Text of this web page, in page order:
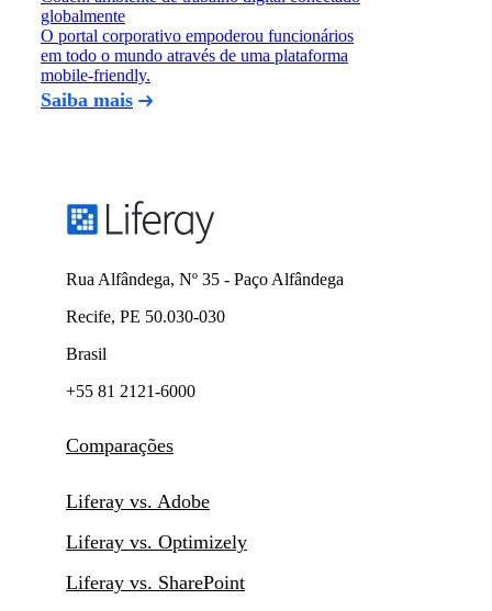
globalmente
O portal corporativo empoderou funcionários
em todo o mundo através de uma plataforma
mobile-friendly.
Saiba mais
Rua Alfândega, Nº 35 - Paço Alfândega
Recife, PE 50.030-030
Brasil
+55 81 2121-6000
Comparações
Liferay vs. Adobe
Liferay vs. Optimizely
Liferay vs. SharePoint